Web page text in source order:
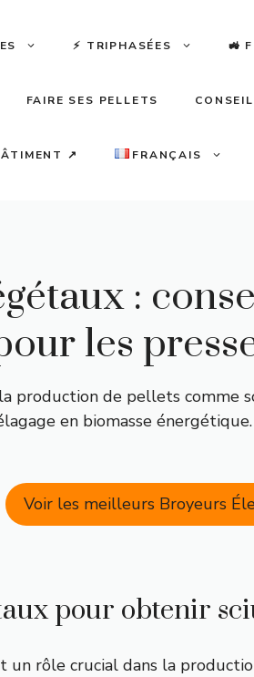
⚡️ TRIPHASÉES 🚜
FAIRE SES PELLETS
↗ FRANÇAIS
:
les
production de pellets comme
en biomasse
Voir les meilleurs Broyeurs
pour obtenir
un rôle crucial dans la